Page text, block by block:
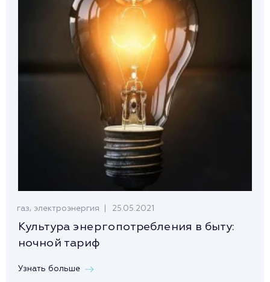
газ, электроэнергия 25.05.2021
Культура энергопотребления в быту:
ночной тариф
Узнать больше